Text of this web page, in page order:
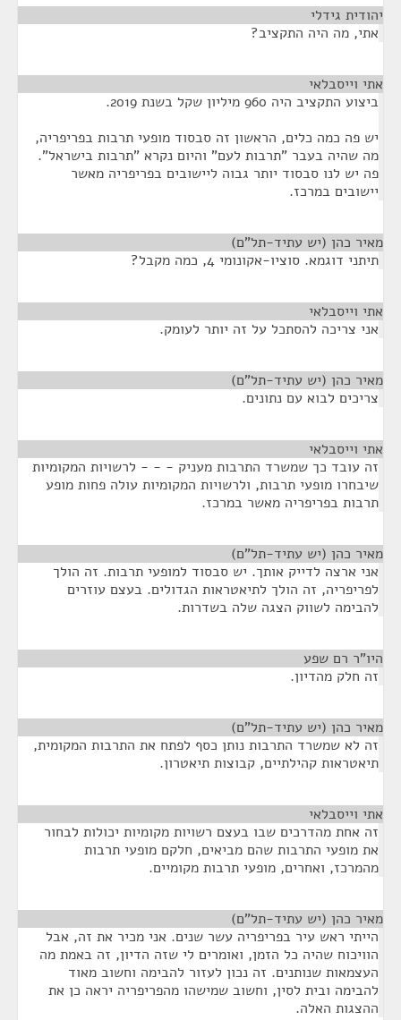
יהודית גידלי
אתי, מה היה התקציב?
אתי וייסבלאי
ביצוע התקציב היה 960 מיליון שקל בשנת 2019.
יש פה כמה כלים, הראשון זה סבסוד מופעי תרבות בפריפריה,
מה שהיה בעבר "תרבות לעם" והיום נקרא "תרבות בישראל".
פה יש לנו סבסוד יותר גבוה ליישובים בפריפריה מאשר
יישובים במרכז.
מאיר כהן (יש עתיד-תל"ם)
תיתני דוגמא. סוציו-אקונומי 4, כמה מקבל?
אתי וייסבלאי
אני צריכה להסתכל על זה יותר לעומק.
מאיר כהן (יש עתיד-תל"ם)
צריכים לבוא עם נתונים.
אתי וייסבלאי
זה עובד כך שמשרד התרבות מעניק - - - לרשויות המקומיות
שיבחרו מופעי תרבות, ולרשויות המקומיות עולה פחות מופע
תרבות בפריפריה מאשר במרכז.
מאיר כהן (יש עתיד-תל"ם)
אני ארצה לדייק אותך. יש סבסוד למופעי תרבות. זה הולך
לפריפריה, זה הולך לתיאטראות הגדולים. בעצם עוזרים
להבימה לשווק הצגה שלה בשדרות.
היו"ר רם שפע
זה חלק מהדיון.
מאיר כהן (יש עתיד-תל"ם)
זה לא שמשרד התרבות נותן כסף לפתח את התרבות המקומית,
תיאטראות קהילתיים, קבוצות תיאטרון.
אתי וייסבלאי
זה אחת מהדרכים שבו בעצם רשויות מקומיות יכולות לבחור
את מופעי התרבות שהם מביאים, חלקם מופעי תרבות
מהמרכז, ואחרים, מופעי תרבות מקומיים.
מאיר כהן (יש עתיד-תל"ם)
הייתי ראש עיר בפריפריה עשר שנים. אני מכיר את זה, אבל
הוויכוח שהיה כל הזמן, ואומרים לי שזה הדיון, זה באמת מה
העצמאות שנותנים. זה נכון לעזור להבימה וחשוב מאוד
להבימה ובית לסין, וחשוב שמישהו מהפריפריה יראה כן את
ההצגות האלה.